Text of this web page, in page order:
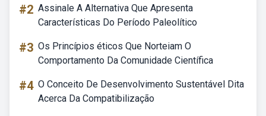
#2 Assinale A Alternativa Que Apresenta
Características Do Período Paleolítico
#3 Os Princípios éticos Que Norteiam O
Comportamento Da Comunidade Científica
#4 O Conceito De Desenvolvimento Sustentável Dita
Acerca Da Compatibilização